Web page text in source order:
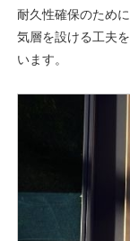
耐久性確保のため
気層を設ける工夫
います。